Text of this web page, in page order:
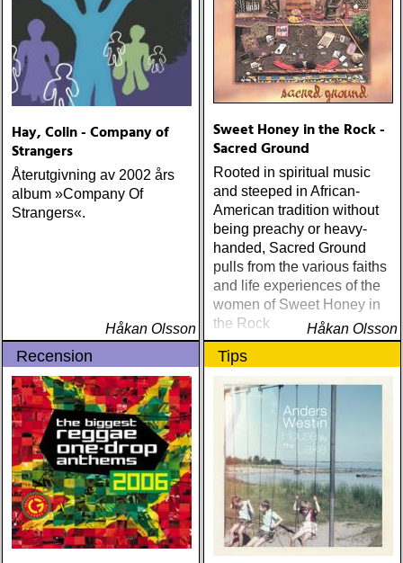
Hay, Colin - Company of
Strangers
Återutgivning av 2002 års
album »Company Of
Strangers«.
Håkan Olsson
Sweet Honey in the Rock -
Sacred Ground
Rooted in spiritual music
and steeped in African-
American tradition without
being preachy or heavy-
handed, Sacred Ground
pulls from the various faiths
and life experiences of the
women of Sweet Honey in
the Rock
Håkan Olsson
Recension Tips